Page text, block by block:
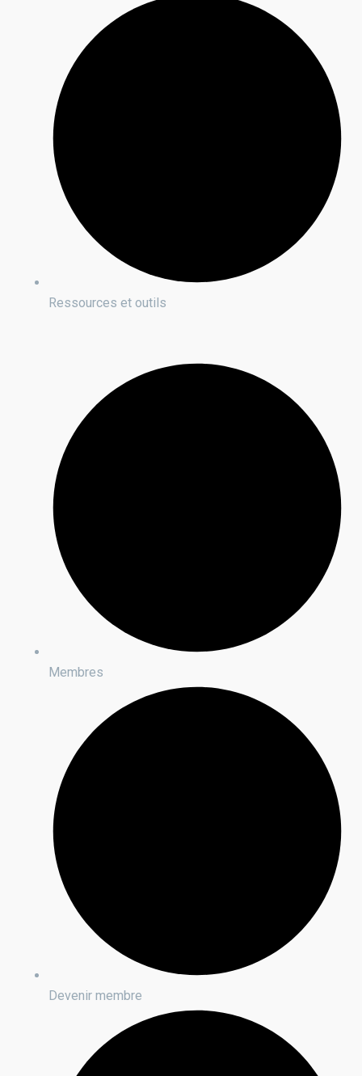
Ressources et outils
Membres
Devenir membre